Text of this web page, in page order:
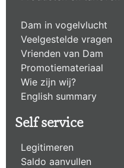
Dam in vogelvlucht
Veelgestelde vragen
Vrienden van Dam
Promotiemateriaal
Wie zijn wij?
English summary
Self service
Legitimeren
Saldo aanvullen